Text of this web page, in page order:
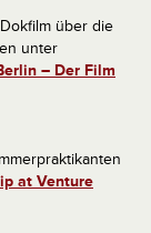
über die
unter
– Der Film
at Venture